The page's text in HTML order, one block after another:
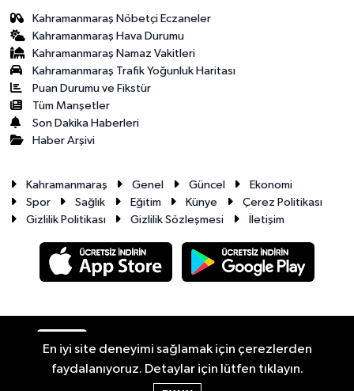
Kahramanmaraş Nöbetçi Eczaneler
Kahramanmaraş Hava Durumu
Kahramanmaraş Namaz Vakitleri
Kahramanmaraş Trafik Yoğunluk Haritası
Puan Durumu ve Fikstür
Tüm Manşetler
Son Dakika Haberleri
Haber Arşivi
Kahramanmaraş Genel Güncel
Ekonomi
Spor
Sağlık Eğitim Künye
Çerez Politikası
Gizlilik Politikası
Gizlilik Sözleşmesi İletişim
En iyi site deneyimi sağlamak için çerezlerden
faydalanıyoruz. Detaylar için lütfen tıklayın.